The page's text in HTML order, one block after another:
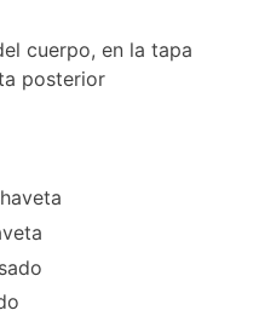
cuerpo, en la tapa
posterior